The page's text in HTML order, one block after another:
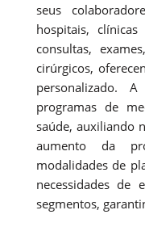
seus
hospitais,
consultas,
cirúrgicos,
personalizado.
programas de
saúde, auxiliando
aumento da
modalidades de
necessidades de
segmentos,